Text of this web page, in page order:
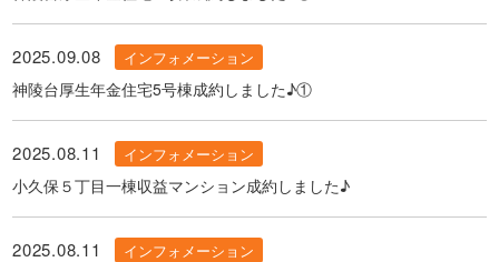
2025.09.08 インフォメーション
神陵台厚生年金住宅5号棟成約しました♪①
2025.08.11 インフォメーション
小久保５丁目一棟収益マンション成約しました♪
2025.08.11 インフォメーション